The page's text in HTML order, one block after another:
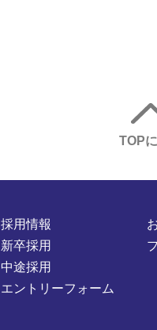
TOP
採用情報
新卒採用
中途採用
エントリーフォーム